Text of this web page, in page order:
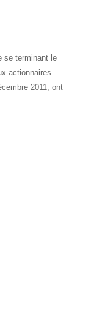
se terminant le
actionnaires
2011, ont